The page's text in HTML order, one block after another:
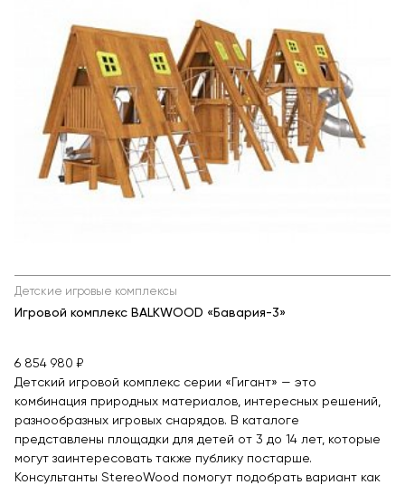
Детские игровые комплексы
Игровой комплекс BALKWOOD «Бавария-3»
6 854 980 ₽
Детский игровой комплекс серии «Гигант» — это
комбинация природных материалов, интересных решений,
разнообразных игровых снарядов. В каталоге
представлены площадки для детей от 3 до 14 лет, которые
могут заинтересовать также публику постарше.
Консультанты StereoWood помогут подобрать вариант как